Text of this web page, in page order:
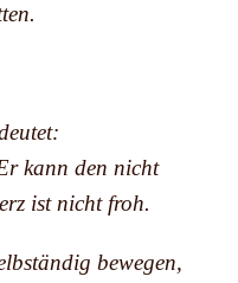
kann den nicht
ist nicht froh.
bewegen,